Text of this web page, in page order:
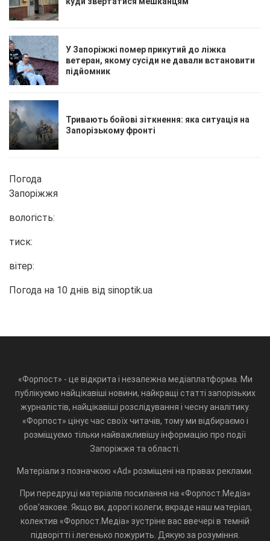
У Запоріжжі помер прикутий до ліжка
ветеран, якому сусіди не давали встановити
підйомник
Тривають бойові зіткнення: яка ситуація на
Запорізькому фронті
Погода
Запоріжжя
вологість:
тиск:
вітер:
Погода на 10 днів від sinoptik.ua
«Форпост» - це відкрита і незалежна медіаплатформа. Ми
публікуємо найцікавіші новини, найкращі статті запорізьких
журналістів, найцікавіші розслідування і чесну аналітику.
«Форпост» цінує час своїх читачів, тому ми відбираємо і
розміщуємо тільки найважливішу інформацію про події
Запоріжжя та області.
Матеріали з позначкою «Ad» розміщені на правах реклами.
При передруці матеріалів посилання на «Форпост.Медіа»
обов'язкове. Якщо ви, дорогі колеги, вкраде наш матеріал,
колектив «Форпост.Медіа» зустріне вас ввечері в темній
підворітті і легенько пожурить. Дякую за розуміння.